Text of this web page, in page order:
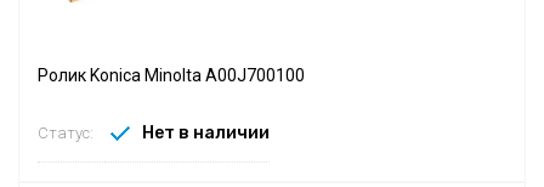
Ролик Konica Minolta A00J700100
Статус: Нет в наличии